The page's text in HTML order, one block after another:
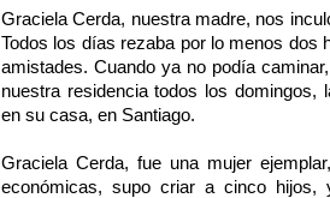
Graciela Cerda, nuestra madre, nos
Todos los días rezaba por lo menos dos
amistades. Cuando ya no podía
nuestra residencia todos los domingos,
en su casa, en Santiago.
Graciela Cerda, fue una mujer
económicas, supo criar a cinco hijos,